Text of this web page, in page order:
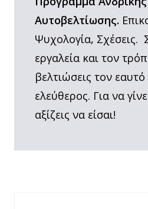
Αυτοβελτίωσης.
Ψυχολογία, Σχέσεις.
εργαλεία και τον
βελτιώσεις τον
ελεύθερος. Για να
αξίζεις να είσαι!